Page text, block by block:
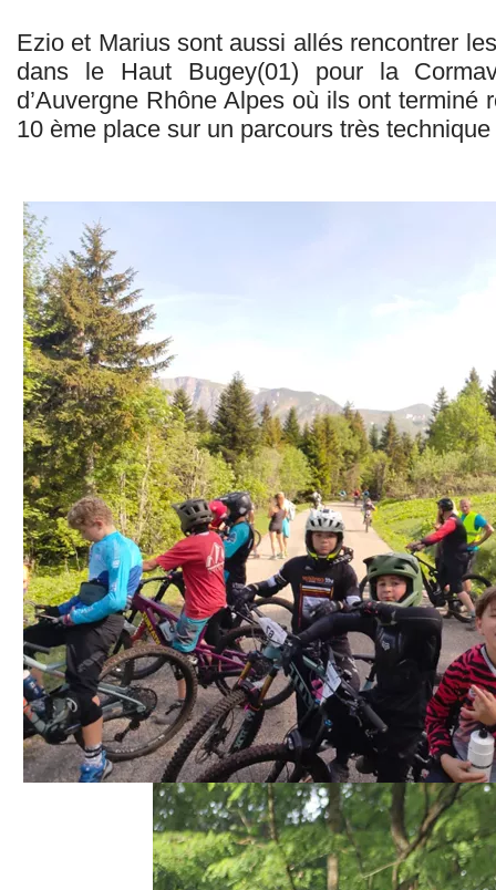
Ezio et Marius sont aussi allés rencontrer
dans le Haut Bugey(01) pour la
d’Auvergne Rhône Alpes où ils ont terminé
10 ème place sur un parcours très